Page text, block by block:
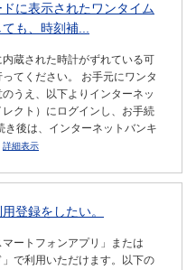
に表示されたワンタイム
も、時刻補...
蔵された時計がずれている可
てください。 お手元にワンタ
うえ、以下よりインターネッ
クト）にログインし、お手続
き後は、インターネットバンキ
詳細表示
登録をしたい。
ートフォンアプリ」または
」で利用いただけます。以下の